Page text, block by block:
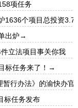
项任务
1636个项目总投资3.7
出炉→
立法项目事关你我
标任务来了！→
行办法》的渝快办官
标任务发布